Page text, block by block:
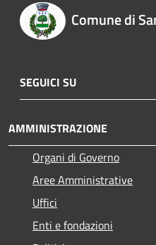
Comune di
SEGUICI SU
AMMINISTRAZIONE
Organi di Governo
Aree Amministrative
Uffici
Enti e fondazioni